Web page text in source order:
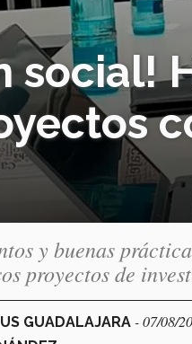
social!
y buenas
proyectos de
GUADALAJARA - 07/08/